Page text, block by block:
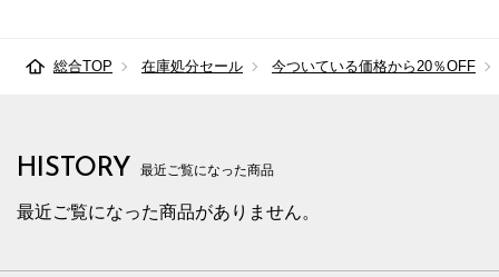
総合TOP 在庫処分セール 今ついている価格から20％OFF
HISTORY 最近ご覧になった商品
最近ご覧になった商品がありません。